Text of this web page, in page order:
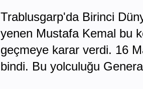
Trablusgarp'da Birinci
yenen Mustafa Kemal bu
geçmeye karar verdi. 16
bindi. Bu yolculuğu